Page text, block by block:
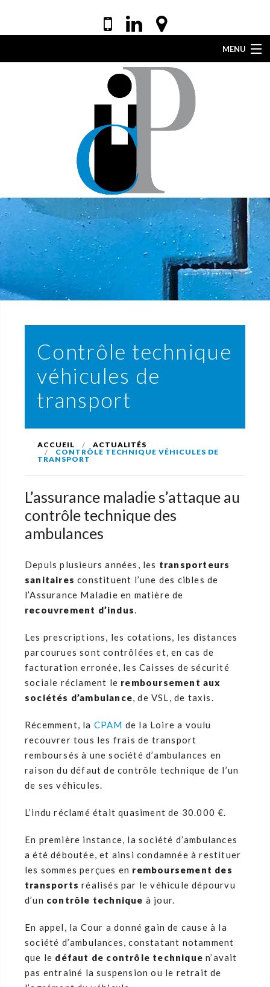
MENU
DROIT DE LA SANTÉ
Contrôle technique
véhicules de
transport
ACCUEIL
ACTUALITÉS
CONTRÔLE TECHNIQUE VÉHICULES DE
TRANSPORT
L’assurance maladie s’attaque au
contrôle technique des
ambulances
Depuis plusieurs années, les transporteurs
sanitaires constituent l’une des cibles de
l’Assurance Maladie en matière de
recouvrement d’indus.
Les prescriptions, les cotations, les distances
parcourues sont contrôlées et, en cas de
facturation erronée, les Caisses de sécurité
sociale réclament le remboursement aux
sociétés d’ambulance, de VSL, de taxis.
Récemment, la CPAM de la Loire a voulu
recouvrer tous les frais de transport
remboursés à une société d’ambulances en
raison du défaut de contrôle technique de l’un
de ses véhicules.
L’indu réclamé était quasiment de 30.000 €.
En première instance, la société d’ambulances
a été déboutée, et ainsi condamnée à restituer
les sommes perçues en remboursement des
transports réalisés par le véhicule dépourvu
d’un contrôle technique à jour.
En appel, la Cour a donné gain de cause à la
société d’ambulances, constatant notamment
que le défaut de contrôle technique n’avait
pas entrainé la suspension ou le retrait de